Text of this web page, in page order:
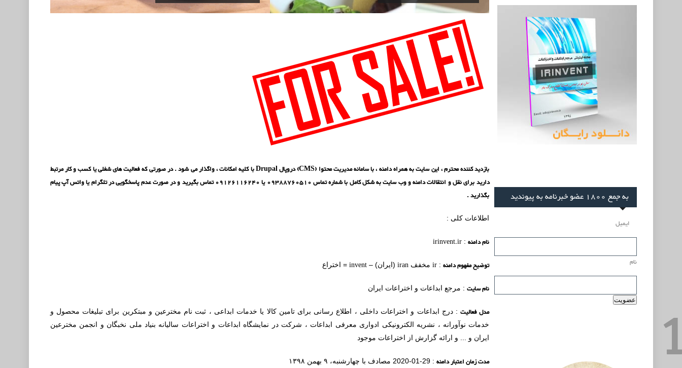
بازدید کننده محترم ، این سایت به همراه دامنه ، با سامانه مدیریت محتوا (CMS) دروپال Drupal با کلیه امکانات ، واگذار می شود . در صورتی که فعالیت های شغلی یا کسب و کار مرتبط
دارید برای نقل و انتقالات دامنه و وب سایت به شکل کامل با شماره تماس 09388760510 یا 09126116240 تماس بگیرید و در صورت عدم پاسخگویی در تلگرام یا واتس آپ پیام
بگذارید .
اطلاعات کلی :
نام دامنه:
irinvent.ir
توضیح مفهوم دامنه:
irمخفف iran(ایران) – invent= اختراع
نام سایت: مرجع ابداعات و اختراعات ایران
مدل فعالیت: درج ابداعات و اختراعات داخلی ، اطلاع رسانی برای تامین کالا یا خدمات ابداعی ، ثبت نام مخترعین و مبتکرین برای تبلیغات محصول و
خدمات نوآورانه ، نشریه الکترونیکی ادواری معرفی ابداعات ، شرکت در نمایشگاه ابداعات و اختراعات سالیانه بنیاد ملی نخبگان و انجمن مخترعین
ایران و ... و ارائه گزارش از اختراعات موجود
مدت زمان اعتبار دامنه: 29-01-2020 مصادف با چهارشنبه، ۹ بهمن ۱۳۹۸
به جمع 1800 عضو خبرنامه به پیوندید
ایمیل
نام